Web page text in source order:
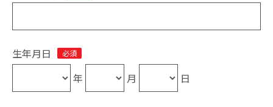
生年月日 必須
年 月 日